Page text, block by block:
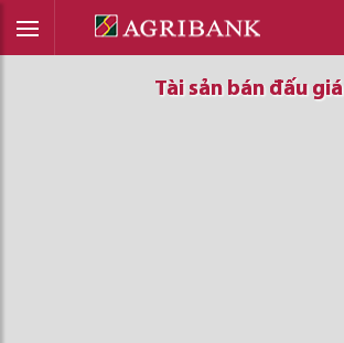
Tài sản bán đấu giá
Tài sản bán đấu giá
Tài sản bán đấu giá